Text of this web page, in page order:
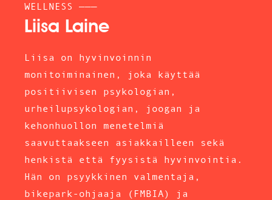
WELLNESS ———
Liisa Laine
Liisa on hyvinvoinnin
monitoiminainen, joka käyttää
positiivisen psykologian,
urheilupsykologian, joogan ja
kehonhuollon menetelmiä
saavuttaakseen asiakkailleen sekä
henkistä että fyysistä hyvinvointia.
Hän on psyykkinen valmentaja,
bikepark-ohjaaja (FMBIA) ja